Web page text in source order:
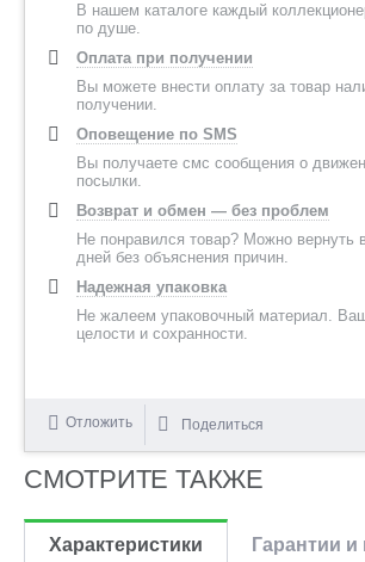
В нашем каталоге каждый
по душе.
Оплата при получении
Вы можете внести оплату за товар
получении.
Оповещение по SMS
Вы получаете смс сообщения о
посылки.
Возврат и обмен — без проблем
Не понравился товар? Можно вернуть
дней без объяснения причин.
Надежная упаковка
Не жалеем упаковочный материал.
целости и сохранности.
Отложить Поделиться
СМОТРИТЕ ТАКЖЕ
Характеристики Гарантии и